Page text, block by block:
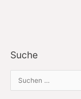
Suche
u